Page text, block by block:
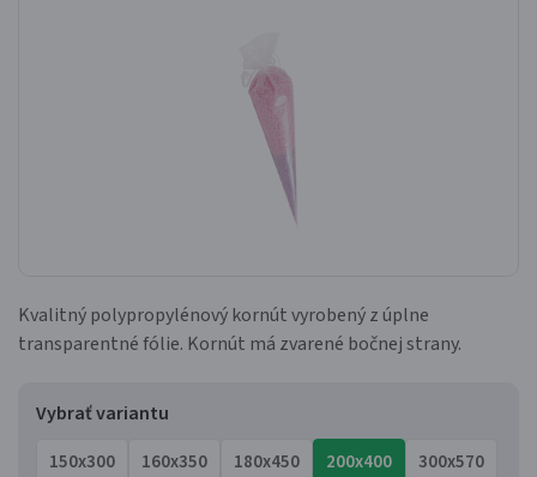
Kvalitný polypropylénový kornút vyrobený z úplne
transparentné fólie. Kornút má zvarené bočnej strany.
Vybrať variantu
150x300 160x350 180x450 200x400 300x570